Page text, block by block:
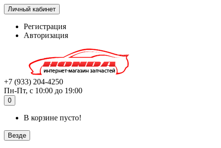
Личный кабинет
Регистрация
Авторизация
+7 (933) 204-4250
Пн-Пт, с 10:00 до 19:00
0
В корзине пусто!
Везде